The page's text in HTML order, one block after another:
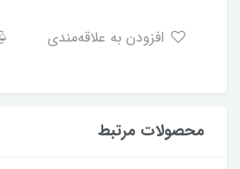
محصولات مرتبط